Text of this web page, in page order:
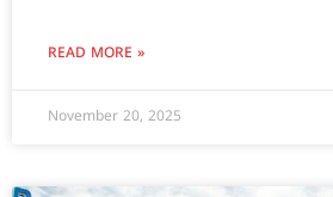
READ MORE »
November 20, 2025